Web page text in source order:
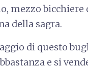
mezzo
della sagra.
di questo
e si